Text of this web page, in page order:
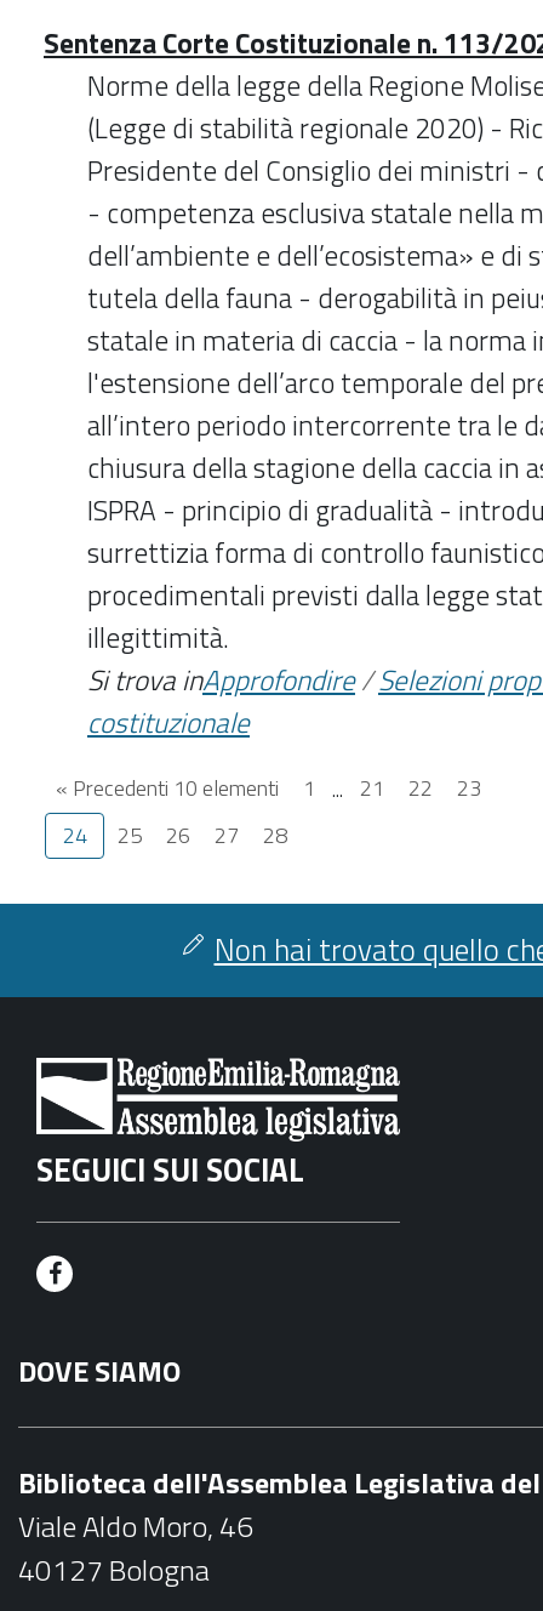
Sentenza Corte Costituzionale n. 113/
Norme della legge della Regione
(Legge di stabilità regionale 2020) -
Presidente del Consiglio dei ministri -
- competenza esclusiva statale nella
dell’ambiente e dell’ecosistema» e
tutela della fauna - derogabilità in
statale in materia di caccia - la
l'estensione dell’arco temporale del
all’intero periodo intercorrente tra le
chiusura della stagione della caccia in
ISPRA - principio di gradualità -
surrettizia forma di controllo
procedimentali previsti dalla legge
illegittimità.
Si trova inApprofondire/Selezioni
costituzionale
« Precedenti 10 elementi 1 ... 21 22
23
24
25 26 27 28
Non hai trovato quello
SEGUICI SUI SOCIAL
F
c
e
o
k
DOVE SIAMO
Biblioteca dell'Assemblea Legislativa
Viale Aldo Moro, 46
40127 Bologna